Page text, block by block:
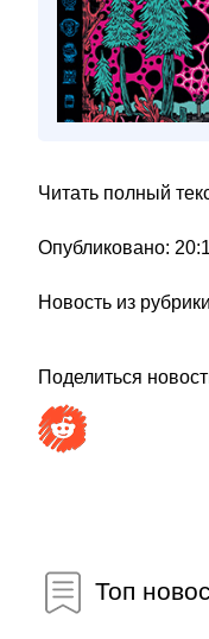
Читать полный
Опубликовано:
Новость из
Поделиться
Топ